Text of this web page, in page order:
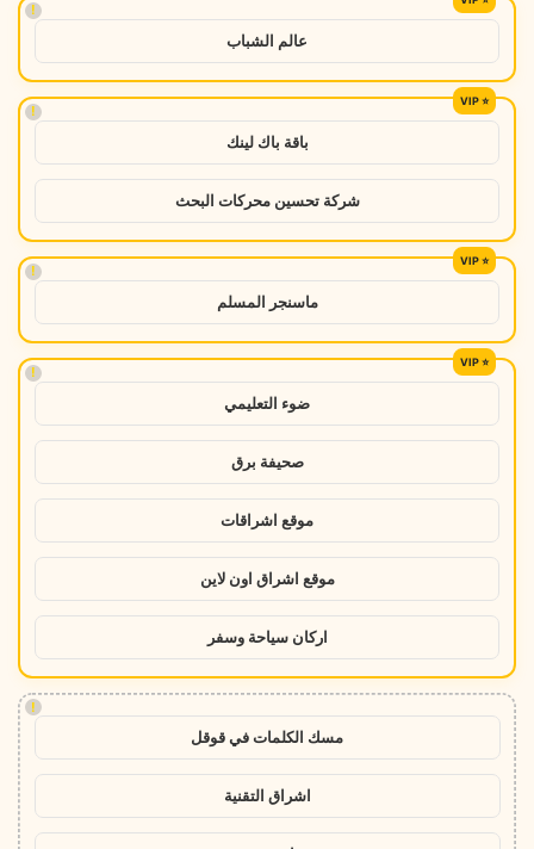
!
عالم الشباب
!
باقة باك لينك
شركة تحسين محركات البحث
!
ماسنجر المسلم
!
ضوء التعليمي
صحيفة برق
موقع اشراقات
موقع اشراق اون لاين
اركان سياحة وسفر
!
مسك الكلمات في قوقل
اشراق التقنية